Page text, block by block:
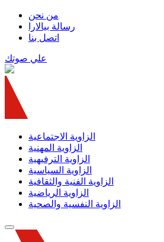
من نحن
رسالة بيالارا
اتصل بنا
علي صوتك
الزاوية الاجتماعية
الزاوية المهنية
الزاوية الترفيهية
الزاوية السياسية
الزاوية الفنية والثقافية
الزاوية الرياضية
الزاوية النفسية والصحية